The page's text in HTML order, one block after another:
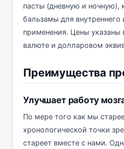
пасты (дневную и ночную),
бальзамы для внутреннего
применения. Цены указаны
валюте и долларовом
Преимущества
Улучшает работу
По мере того как мы
хронологической точки
стареет вместе с нами.